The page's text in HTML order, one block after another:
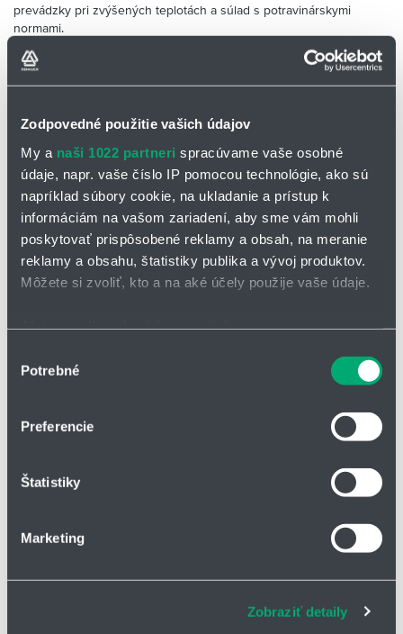
Zodpovedné použitie vašich údajov
My a naši 1022 partneri spracúvame vaše osobné
údaje, napr. vaše číslo IP pomocou technológie, ako sú
napríklad súbory cookie, na ukladanie a prístup k
informáciám na vašom zariadení, aby sme vám mohli
poskytovať prispôsobené reklamy a obsah, na meranie
reklamy a obsahu, štatistiky publika a vývoj produktov.
Môžete si zvoliť, kto a na aké účely použije vaše údaje.
polohe s presnosťou na niekoľko metrov
Viac informácií o tom, ako sa spracúvajú vaše osobné
môžete kedykoľvek zmeniť alebo odvolať cez Vyhlásenie
Na prispôsobenie obsahu a reklám, poskytovanie funkcií
webové stránky, poskytujeme aj našim partnerom v
súhlasu
Potrebné
Preferencie
Štatistiky
Marketing
Zobraziť detaily
prevádzky pri zvýšených teplotách a súlad s potravinárskymi
normami.
odolný voči opotrebeniu
v súlade s nariadením EÚ 10/2011 a FDA
teplotná odolnosť od -100 °C do +250 °C
vysoká chemická odolnosť
bezúdržbové a samomazné
Klzné puzdro iglidur® AX500 s